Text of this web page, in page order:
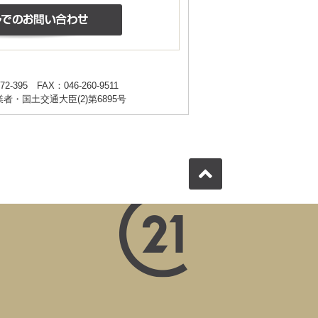
395
FAX：046-260-9511
・国土交通大臣(2)第6895号